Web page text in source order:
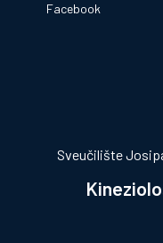
Facebook
Sveučilište